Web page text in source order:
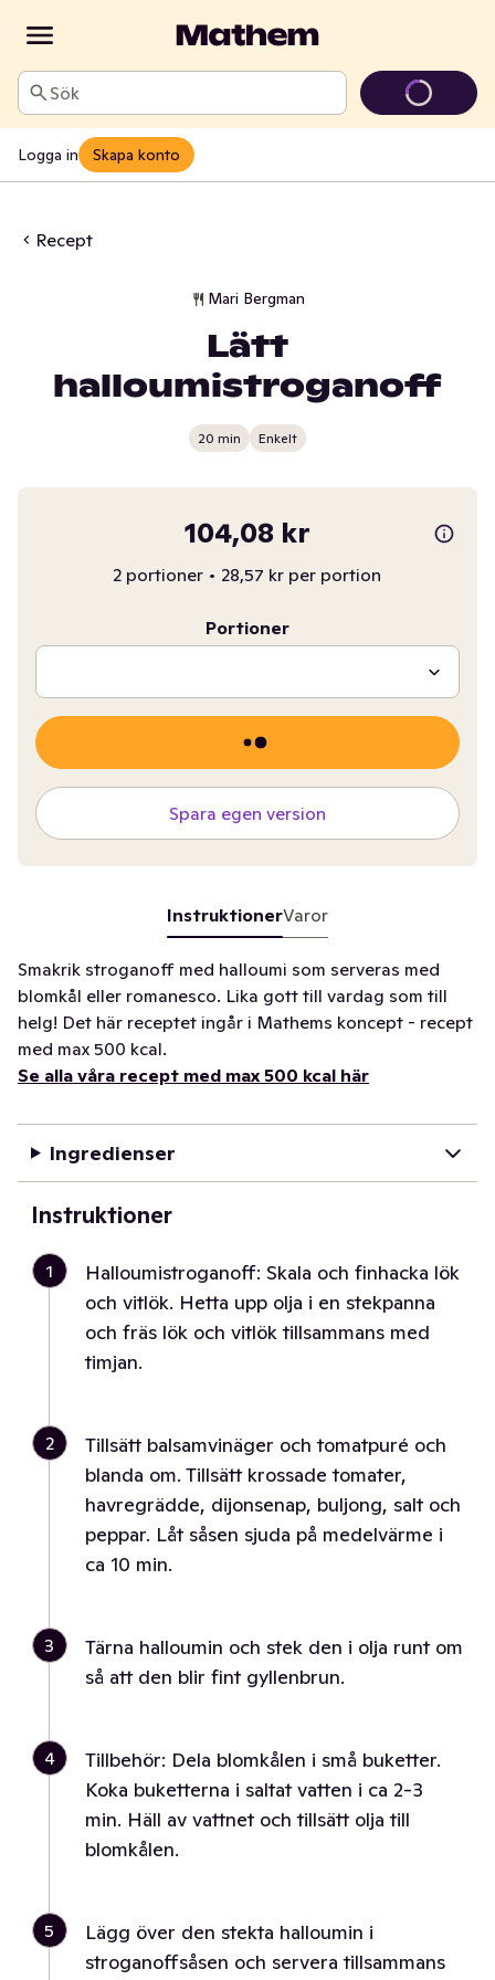
Sök
Logga in Skapa konto
Recept
Mari Bergman
Lätt
halloumistroganoff
20 min Enkelt
104,08 kr
2 portioner • 28,57 kr per portion
Portioner
Spara egen version
InstruktionerVaror
Smakrik stroganoff med halloumi som serveras med
blomkål eller romanesco. Lika gott till vardag som till
helg! Det här receptet ingår i Mathems koncept - recept
med max 500 kcal.
Se alla våra recept med max 500 kcal här
Ingredienser
Instruktioner
1
Halloumistroganoff: Skala och finhacka lök
och vitlök. Hetta upp olja i en stekpanna
och fräs lök och vitlök tillsammans med
timjan.
2
Tillsätt balsamvinäger och tomatpuré och
blanda om. Tillsätt krossade tomater,
havregrädde, dijonsenap, buljong, salt och
peppar. Låt såsen sjuda på medelvärme i
ca 10 min.
3
Tärna halloumin och stek den i olja runt om
så att den blir fint gyllenbrun.
4
Tillbehör: Dela blomkålen i små buketter.
Koka buketterna i saltat vatten i ca 2-3
min. Häll av vattnet och tillsätt olja till
blomkålen.
5
Lägg över den stekta halloumin i
stroganoffsåsen och servera tillsammans